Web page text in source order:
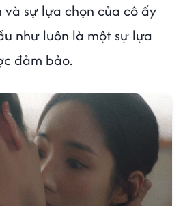
sự lựa chọn của cô ấy
như luôn là một sự lựa
đảm bảo.